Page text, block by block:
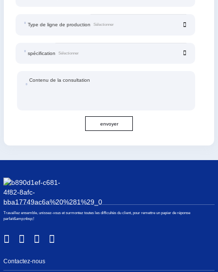
Type de ligne de production
spécification
Contenu de la consultation
envoyer
Travaillez ensemble, unissez-vous et surmontez toutes les difficultés du client, pour remettre un papier de réponse
parfait&amp;nbsp;!
Contactez-nous